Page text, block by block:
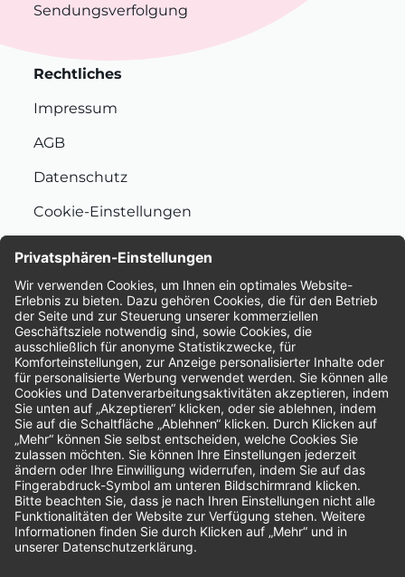
Sendungsverfolgung
Rechtliches
Impressum
AGB
Datenschutz
Cookie-Einstellungen
Bewertungen